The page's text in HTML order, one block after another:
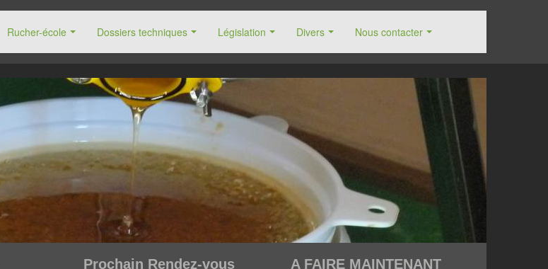
Rucher-école Dossiers techniques Législation Divers Nous contacter
Prochain Rendez-vous A FAIRE MAINTENANT